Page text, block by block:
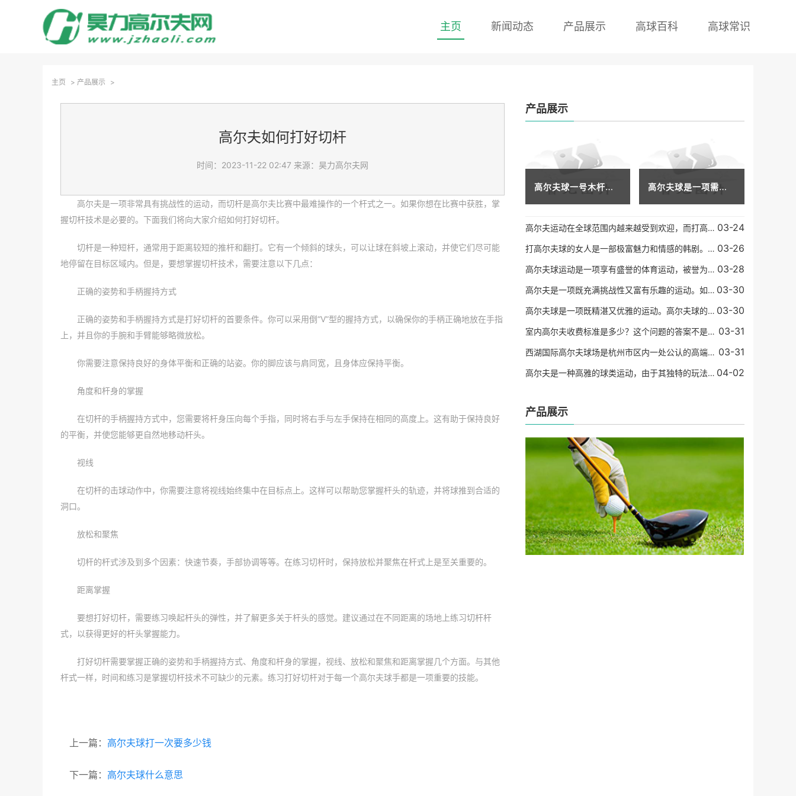
主页 新闻动态 产品展示 高球百科 高球常识
主页 > 产品展示 >
高尔夫如何打好切杆
时间：2023-11-22 02:47 来源：昊力高尔夫网
高尔夫是一项非常具有挑战性的运动，而切杆是高尔夫比赛中最难操作的一个杆式之一。如果你想在比赛中获胜，掌
握切杆技术是必要的。下面我们将向大家介绍如何打好切杆。
切杆是一种短杆，通常用于距离较短的推杆和翻打。它有一个倾斜的球头，可以让球在斜坡上滚动，并使它们尽可能
地停留在目标区域内。但是，要想掌握切杆技术，需要注意以下几点：
正确的姿势和手柄握持方式
正确的姿势和手柄握持方式是打好切杆的首要条件。你可以采用倒“V”型的握持方式，以确保你的手柄正确地放在手指
上，并且你的手腕和手臂能够略微放松。
你需要注意保持良好的身体平衡和正确的站姿。你的脚应该与肩同宽，且身体应保持平衡。
角度和杆身的掌握
在切杆的手柄握持方式中，您需要将杆身压向每个手指，同时将右手与左手保持在相同的高度上。这有助于保持良好
的平衡，并使您能够更自然地移动杆头。
视线
在切杆的击球动作中，你需要注意将视线始终集中在目标点上。这样可以帮助您掌握杆头的轨迹，并将球推到合适的
洞口。
放松和聚焦
切杆的杆式涉及到多个因素：快速节奏，手部协调等等。在练习切杆时，保持放松并聚焦在杆式上是至关重要的。
距离掌握
要想打好切杆，需要练习唤起杆头的弹性，并了解更多关于杆头的感觉。建议通过在不同距离的场地上练习切杆杆
式，以获得更好的杆头掌握能力。
打好切杆需要掌握正确的姿势和手柄握持方式、角度和杆身的掌握，视线、放松和聚焦和距离掌握几个方面。与其他
杆式一样，时间和练习是掌握切杆技术不可缺少的元素。练习打好切杆对于每一个高尔夫球手都是一项重要的技能。
上一篇： 高尔夫球打一次要多少钱
下一篇： 高尔夫球什么意思
产品展示
高尔夫球一号木杆是高尔夫球手中最强大的球杆之一，它通常用于开球。当高尔夫球手站在第一道球道上时，他们会选择自己最喜欢的球杆，开始他们的挥杆并开始他们的比赛之旅。高 高尔夫球是一项需要耐心和技巧的运动，可以帮助您保持身体健康，同时也是一项非常受欢迎的休闲活动。如果您想学习高尔夫球，但不知道从何开始，以下是一些简单的步骤来帮助您
高尔夫运动在全球范围内越来越受到欢迎，而打高尔夫球不仅需要技巧与耐力，更需要穿着合适的服装来让自己更加舒适自在。目前市面上有很多高尔夫球服装品牌，其中最知名的品牌 03-24
打高尔夫球的女人是一部极富魅力和情感的韩剧。该剧通过一个女性高尔夫球手的成长历程，讲述了困难、痛苦、挫折和梦想的人生故事。该剧不仅展现了高尔夫球运动的美妙，也探讨 03-26
高尔夫球运动是一项享有盛誉的体育运动，被誉为“运动中的绅士游戏”。 在高尔夫球比赛中，赢得比赛的关键因素是要尽可能地在标准杆数内将球打入洞中。 在这个过程中，球员需要 03-28
高尔夫是一项既充满挑战性又富有乐趣的运动。如果你是一名初学者，那么可能会感到有些困惑和不知所措。在这篇文章中，我们将为初学者介绍高尔夫如何打。基础设备在开始打高尔 03-30
高尔夫球是一项既精湛又优雅的运动。高尔夫球的制作是一门精细的工艺，需要选材、烧制、加工等复杂的流程。为了使得高尔夫球具有更好的性能和稳定性，球杆的材质日渐精进，越 03-30
室内高尔夫收费标准是多少？这个问题的答案不是那么简单，它可能因为不同的场地、设备和地区而有所不同。但是，我们可以提供一些有关室内高尔夫收费标准的信息，以便您在了解 03-31
西湖国际高尔夫球场是杭州市区内一处公认的高端高尔夫球场，也是中国著名的高尔夫球场之一。其被誉为东方的世界级高尔夫球场，是由全球著名的世界级高尔夫球场设计师罗伯特• 03-31
高尔夫是一种高雅的球类运动，由于其独特的玩法和运动方式受到了越来越多人的关注和参与。在高尔夫球的配备中，铁杆可以说是最基本和最重要的球杆类型之一。在高尔夫运动中， 04-02
产品展示